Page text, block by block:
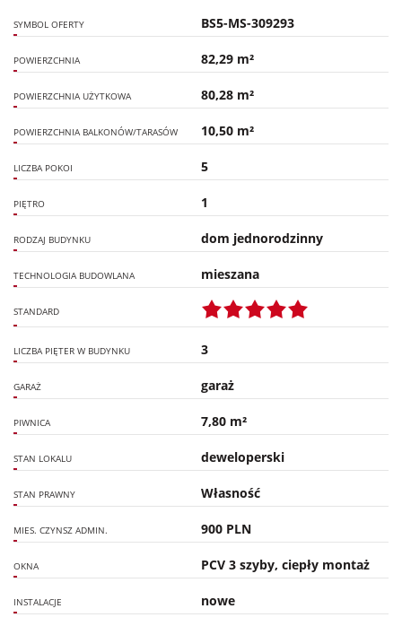
SYMBOL OFERTY BS5-MS-309293
POWIERZCHNIA 82,29 m²
POWIERZCHNIA UŻYTKOWA 80,28 m²
POWIERZCHNIA BALKONÓW/TARASÓW 10,50 m²
LICZBA POKOI 5
PIĘTRO 1
RODZAJ BUDYNKU dom jednorodzinny
TECHNOLOGIA BUDOWLANA mieszana
STANDARD
LICZBA PIĘTER W BUDYNKU 3
GARAŻ garaż
PIWNICA 7,80 m²
STAN LOKALU deweloperski
STAN PRAWNY Własność
MIES. CZYNSZ ADMIN. 900 PLN
OKNA PCV 3 szyby, ciepły montaż
INSTALACJE nowe